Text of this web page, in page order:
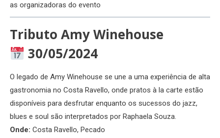
as organizadoras do evento
Tributo Amy Winehouse
30/05/2024
O legado de Amy Winehouse se une a uma experiência de alta
gastronomia no Costa Ravello, onde pratos à la carte estão
disponíveis para desfrutar enquanto os sucessos do jazz,
blues e soul são interpretados por Raphaela Souza.
Onde: Costa Ravello, Pecado